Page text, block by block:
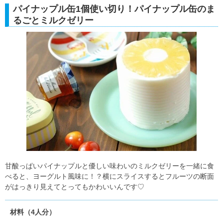
パイナップル缶1個使い切り！パイナップル缶のま
るごとミルクゼリー
甘酸っぱいパイナップルと優しい味わいのミルクゼリーを一緒に食
べると、ヨーグルト風味に！？横にスライスするとフルーツの断面
がはっきり見えてとってもかわいいんです♡
材料（4人分）